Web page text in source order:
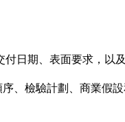
日期、表面要求，
檢驗計劃、商業假設